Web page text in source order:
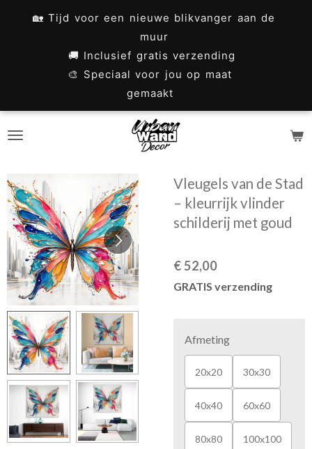
🏡 Tijd voor een nieuwe blikvanger aan de
muur
🚚 Inclusief gratis verzending
🎨 Speciaal voor jou op maat
gemaakt
Vleugels van de Stad
– kleurrijk vlinder
schilderij met goud
€ 52,00
GRATIS verzending
Afmeting
20x20 30x30
40x40 60x60
80x80 100x100